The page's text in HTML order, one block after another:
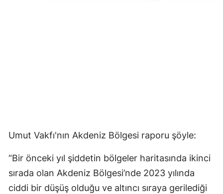
Umut Vakfı'nın Akdeniz Bölgesi raporu şöyle:
“Bir önceki yıl şiddetin bölgeler haritasında ikinci
sırada olan Akdeniz Bölgesi’nde 2023 yılında
ciddi bir düşüş olduğu ve altıncı sıraya gerilediği